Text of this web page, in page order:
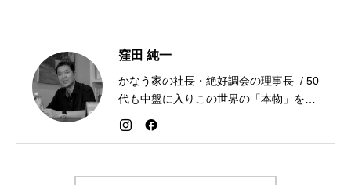
窪田 純一
かなう家の社長・絶好調会の理事長 / 50
代も中盤に入りこの世界の「本物」を追
求しながら「感謝が人生を変える」こと
を広める生き方を目指している。好きな